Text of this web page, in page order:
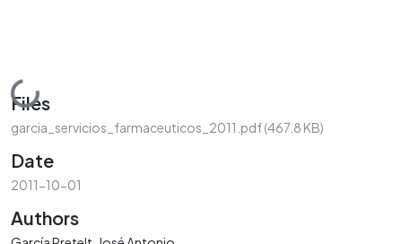
Loading...
Files
garcia_servicios_farmaceuticos_2011.pdf(467.8 KB)
Date
2011-10-01
Authors